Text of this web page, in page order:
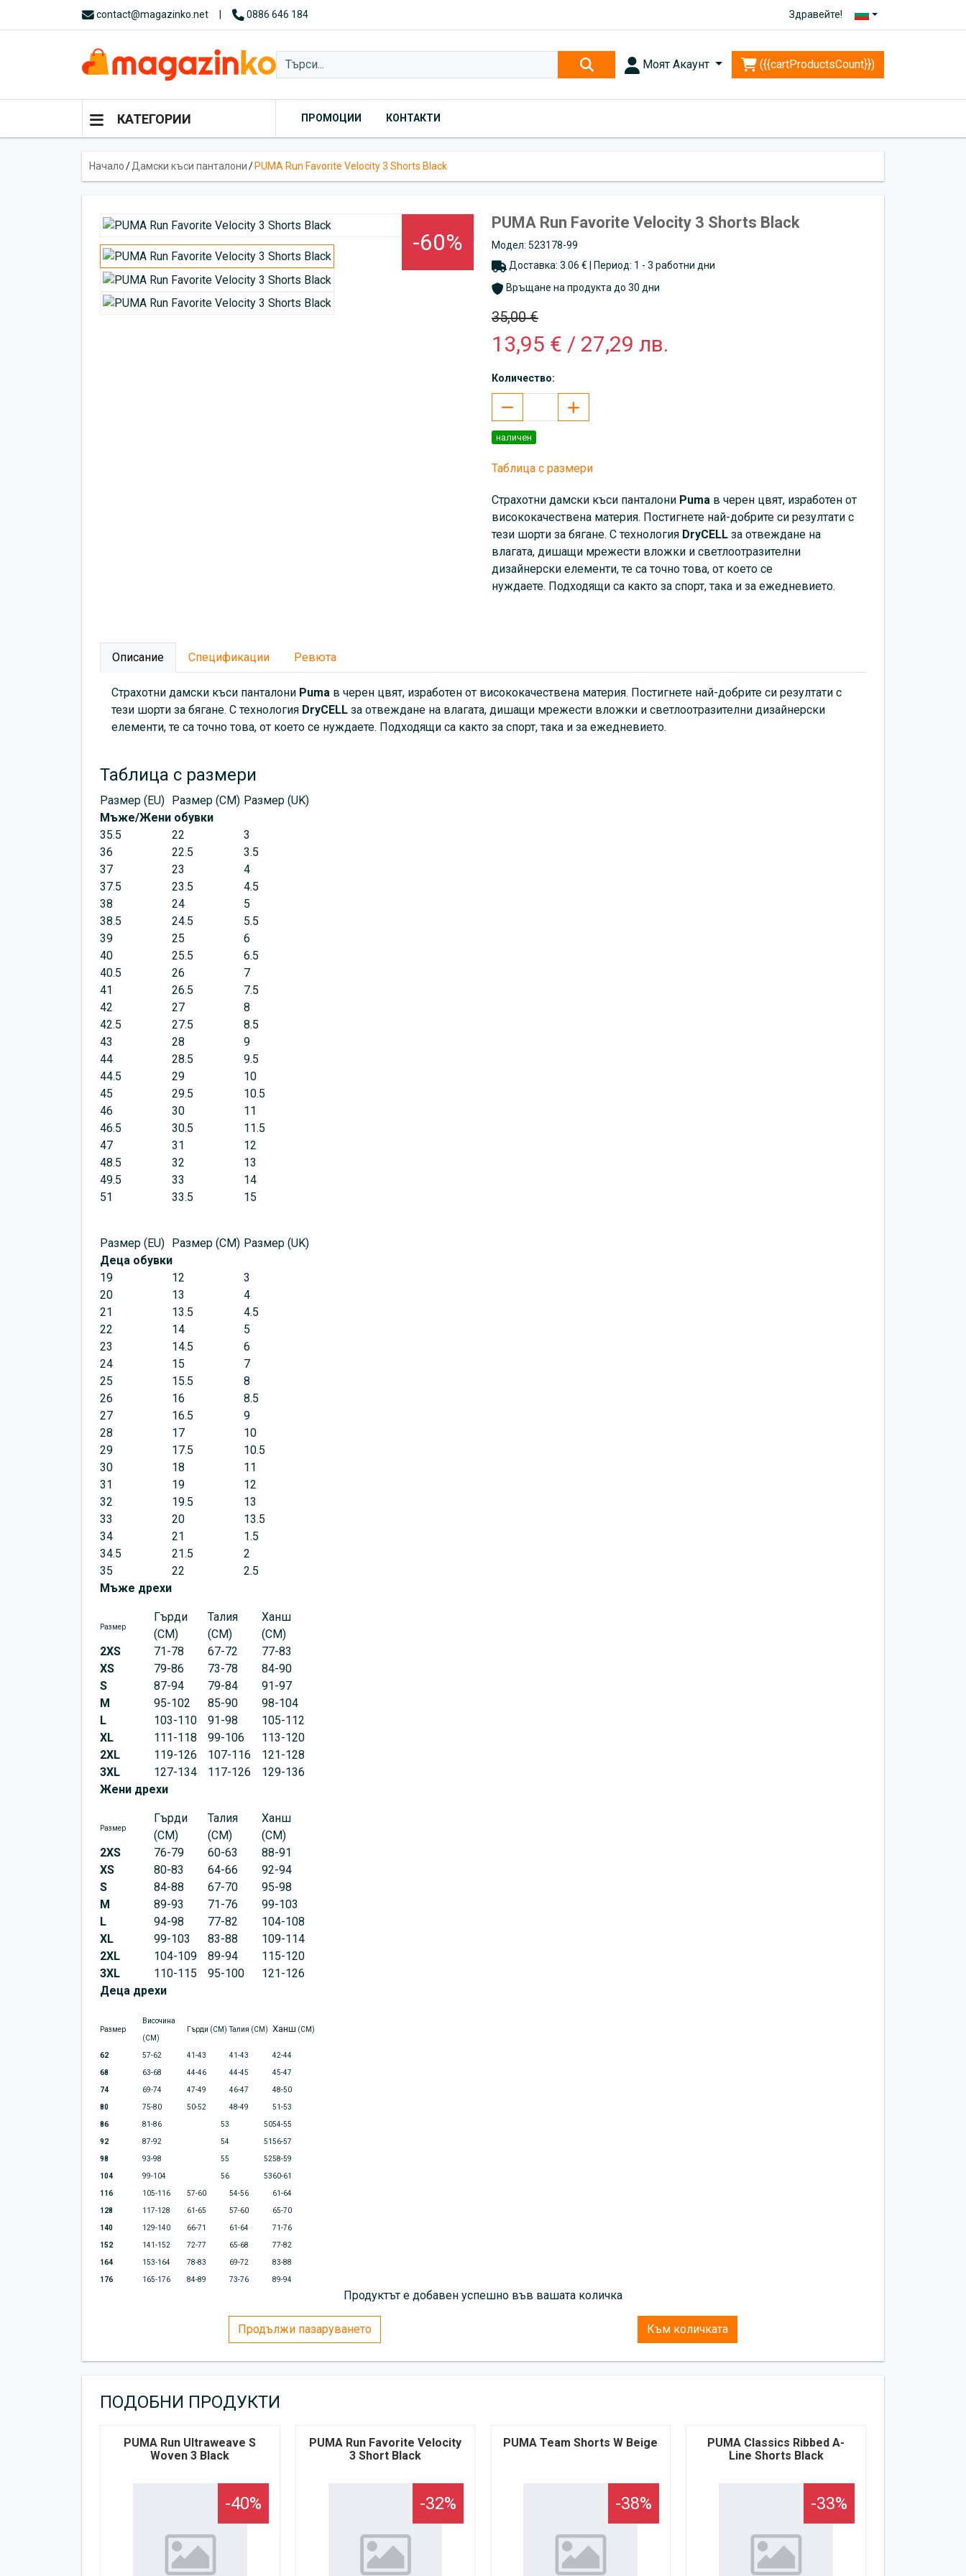
contact@magazinko.net 0886 646 184 Здравейте!
Моят Акаунт ({{cartProductsCount}})
КАТЕГОРИИ ПРОМОЦИИ КОНТАКТИ
Начало/Дамски къси панталони/ PUMA Run Favorite Velocity 3 Shorts Black
-60%
PUMA Run Favorite Velocity 3 Shorts Black
Модел: 523178-99
Доставка: 3.06 € | Период: 1 - 3 работни дни
Връщане на продукта до 30 дни
35,00 €
13,95 € / 27,29 лв.
Количество:
наличен
Таблица с размери
Страхотни дамски къси панталони Puma в черен цвят, изработен от
висококачествена материя. Постигнете най-добрите си резултати с
тези шорти за бягане. С технология DryCELL за отвеждане на
влагата, дишащи мрежести вложки и светлоотразителни
дизайнерски елементи, те са точно това, от което се
нуждаете. Подходящи са както за спорт, така и за ежедневието.
Описание Спецификации Ревюта
Страхотни дамски къси панталони Puma в черен цвят, изработен от висококачествена материя. Постигнете най-добрите си резултати с
тези шорти за бягане. С технология DryCELL за отвеждане на влагата, дишащи мрежести вложки и светлоотразителни дизайнерски
елементи, те са точно това, от което се нуждаете. Подходящи са както за спорт, така и за ежедневието.
Таблица с размери
Размер (EU) Размер (CM) Размер (UK)
Мъже/Жени обувки
35.5
22
3
36
22.5
3.5
37
23
4
37.5
23.5
4.5
38
24
5
38.5
24.5
5.5
39
25
6
40
25.5
6.5
40.5
26
7
41
26.5
7.5
42
27
8
42.5
27.5
8.5
43
28
9
44
28.5
9.5
44.5
29
10
45
29.5
10.5
46
30
11
46.5
30.5
11.5
47
31
12
48.5
32
13
49.5
33
14
51
33.5 15
Размер (EU) Размер (CM) Размер (UK)
Деца обувки
19
12
3
20
13
4
21
13.5
4.5
22
14
5
23
14.5
6
24
15
7
25
15.5
8
26
16
8.5
27
16.5
9
28
17
10
29
17.5
10.5
30
18
11
31
19
12
32
19.5
13
33
20
13.5
34
21
1.5
34.5
21.5
2
35
22
2.5
Мъже дрехи
Размер
Гърди
(CM)
Талия
(CM)
Ханш
(CM)
2XS
71-78 67-72
77-83
XS
79-86 73-78
84-90
S
87-94 79-84
91-97
M
95-102 85-90
98-104
L
103-110 91-98
105-112
XL
111-118 99-106
113-120
2XL
119-126 107-116
121-128
3XL
127-134 117-126
129-136
Жени дрехи
Размер
Гърди
(CM)
Талия
(CM)
Ханш
(CM)
2XS
76-79 60-63
88-91
XS
80-83 64-66
92-94
S
84-88 67-70
95-98
M
89-93 71-76
99-103
L
94-98 77-82
104-108
XL
99-103 83-88
109-114
2XL
104-109 89-94
115-120
3XL
110-115 95-100
121-126
Деца дрехи
Размер
Височина
(CM)
Гърди (CM) Талия (CM) Ханш (CM)
62 57-62 41-43 41-43 42-44
68 63-68 44-46 44-45 45-47
74 69-74 47-49 46-47 48-50
80 75-80 50-52 48-49 51-53
86 81-86 53 5054-55
92 87-92 54 51 56-57
98 93-98 55 5258-59
104 99-104 56 5360-61
116 105-116 57-60 54-56 61-64
128 117-128 61-65 57-60 65-70
140 129-140 66-71 61-64 71-76
152 141-152 72-77 65-68 77-82
164 153-164 78-83 69-72 83-88
176 165-176 84-89 73-76 89-94
Продуктът е добавен успешно във вашата количка
Продължи пазаруването Към количката
ПОДОБНИ ПРОДУКТИ
PUMA Run Ultraweave S
Woven 3 Black
-40%
PUMA Run Favorite Velocity
3 Short Black
-32%
PUMA Team Shorts W Beige
-38%
PUMA Classics Ribbed A-
Line Shorts Black
-33%